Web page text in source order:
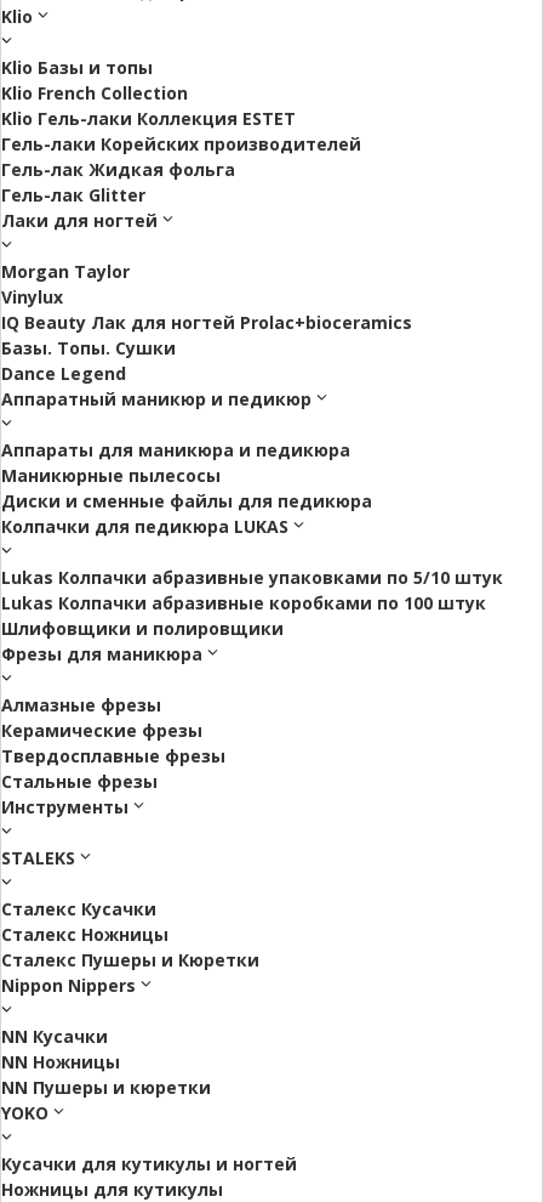
Klio
Klio Базы и топы
Klio French Collection
Klio Гель-лаки Коллекция ESTET
Гель-лаки Корейских производителей
Гель-лак Жидкая фольга
Гель-лак Glitter
Лаки для ногтей
Morgan Taylor
Vinylux
IQ Beauty Лак для ногтей Prolac+bioceramics
Базы. Топы. Сушки
Dance Legend
Аппаратный маникюр и педикюр
Аппараты для маникюра и педикюра
Маникюрные пылесосы
Диски и сменные файлы для педикюра
Колпачки для педикюра LUKAS
Lukas Колпачки абразивные упаковками по 5/10 штук
Lukas Колпачки абразивные коробками по 100 штук
Шлифовщики и полировщики
Фрезы для маникюра
Алмазные фрезы
Керамические фрезы
Твердосплавные фрезы
Стальные фрезы
Инструменты
STALEKS
Сталекс Кусачки
Сталекс Ножницы
Сталекс Пушеры и Кюретки
Nippon Nippers
NN Кусачки
NN Ножницы
NN Пушеры и кюретки
YOKO
Кусачки для кутикулы и ногтей
Ножницы для кутикулы